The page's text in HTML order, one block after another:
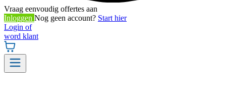
Vraag eenvoudig offertes aan
Inloggen Nog geen account? Start hier
Login of
word klant